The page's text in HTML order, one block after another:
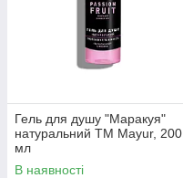
Гель для душу "Маракуя"
натуральний TM Mayur, 200
мл
В наявності